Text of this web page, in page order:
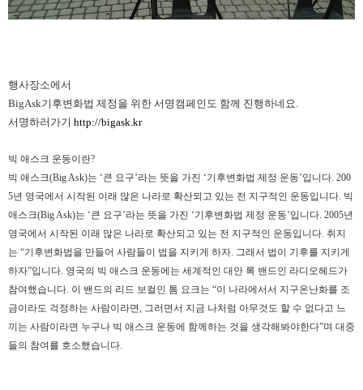
행사장소에서
BigAsk기후변화법 제정을 위한 서명캠페인도 함께 진행하네요.
서명하러가기 http://bigask.kr
빅 애스크 운동이란?
빅 애스크(Big Ask)는 ‘큰 요구’라는 뜻을 가진 ‘기후변화법 제정 운동’입니다. 200
5년 영국에서 시작된 이래 많은 나라로 확산되고 있는 전 지구적인 운동입니다. 빅
애스크(Big Ask)는 ‘큰 요구’라는 뜻을 가진 ‘기후변화법 제정 운동’입니다. 2005년
영국에서 시작된 이래 많은 나라로 확산되고 있는 전 지구적인 운동입니다. 취지
는 “기후변화법을 만들어 사람들이 법을 지키게 하자. 그래서 법이 기후를 지키게
하자”입니다. 영국의 빅 애스크 운동에는 세계적인 대안 록 밴드인 라디오헤드가
참여했습니다. 이 밴드의 리드 보컬인 톰 요크는 “이 나라에서서 지구온난화를 조
금이라도 걱정하는 사람이라면, 그러면서 지금 나처럼 아무것도 할 수 없다고 느
끼는 사람이라면 누구나 빅 애스크 운동에 함께하는 것을 생각해봐야한다”며 대중
들의 참여를 호소했습니다.